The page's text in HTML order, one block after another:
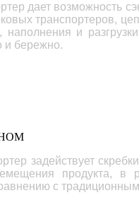
дает возможность
транспортеров,
наполнения и
и бережно.
задействует
продукта, в
с